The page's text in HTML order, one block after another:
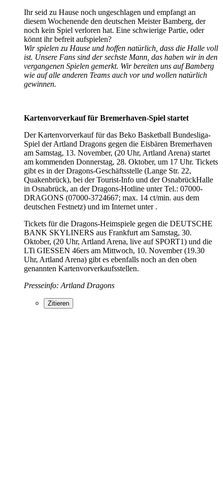
Ihr seid zu Hause noch ungeschlagen und empfangt an
diesem Wochenende den deutschen Meister Bamberg, der
noch kein Spiel verloren hat. Eine schwierige Partie, oder
könnt ihr befreit aufspielen?
Wir spielen zu Hause und hoffen natürlich, dass die Halle voll
ist. Unsere Fans sind der sechste Mann, das haben wir in den
vergangenen Spielen gemerkt. Wir bereiten uns auf Bamberg
wie auf alle anderen Teams auch vor und wollen natürlich
gewinnen.
Kartenvorverkauf für Bremerhaven-Spiel startet
Der Kartenvorverkauf für das Beko Basketball Bundesliga-
Spiel der Artland Dragons gegen die Eisbären Bremerhaven
am Samstag, 13. November, (20 Uhr, Artland Arena) startet
am kommenden Donnerstag, 28. Oktober, um 17 Uhr. Tickets
gibt es in der Dragons-Geschäftsstelle (Lange Str. 22,
Quakenbrück), bei der Tourist-Info und der OsnabrückHalle
in Osnabrück, an der Dragons-Hotline unter Tel.: 07000-
DRAGONS (07000-3724667; max. 14 ct/min. aus dem
deutschen Festnetz) und im Internet unter .
Tickets für die Dragons-Heimspiele gegen die DEUTSCHE
BANK SKYLINERS aus Frankfurt am Samstag, 30.
Oktober, (20 Uhr, Artland Arena, live auf SPORT1) und die
LTi GIESSEN 46ers am Mittwoch, 10. November (19.30
Uhr, Artland Arena) gibt es ebenfalls noch an den oben
genannten Kartenvorverkaufsstellen.
Presseinfo: Artland Dragons
Zitieren